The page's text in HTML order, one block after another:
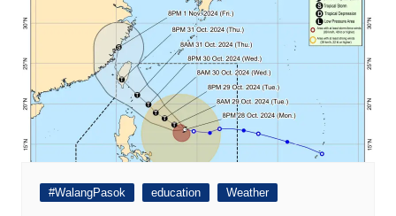
#WalangPasok education Weather